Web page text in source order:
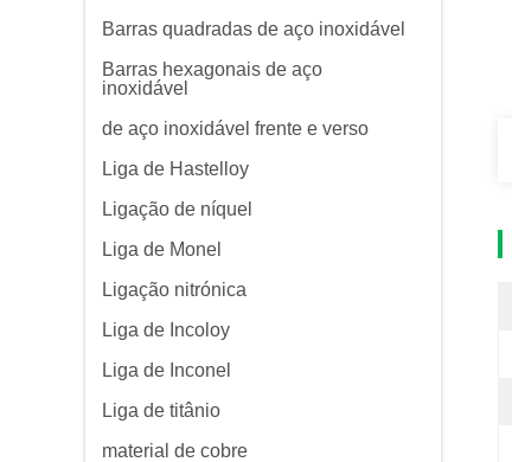
Barras quadradas de aço inoxidável
Barras hexagonais de aço
inoxidável
de aço inoxidável frente e verso
Liga de Hastelloy
Ligação de níquel
Liga de Monel
Ligação nitrónica
Liga de Incoloy
Liga de Inconel
Liga de titânio
material de cobre